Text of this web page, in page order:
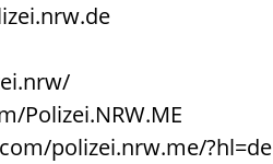
Polizei.NRW.ME
polizei.nrw.me/?hl=de